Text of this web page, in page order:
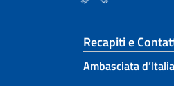
Recapiti e
Ambasciata